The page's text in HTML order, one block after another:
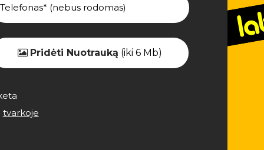
Pridėti Nuotrauką (iki 6 Mb)
tvarkoje